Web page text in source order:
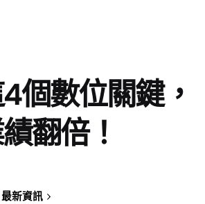
個數位關鍵，
翻倍！
最新資訊